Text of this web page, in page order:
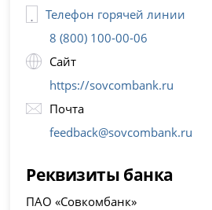
Телефон горячей линии
8 (800) 100-00-06
Сайт
https://sovcombank.ru
Почта
feedback@sovcombank.ru
Реквизиты банка
ПАО «Совкомбанк»